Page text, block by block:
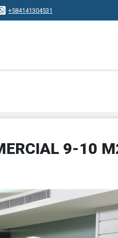
+584141304531
9-10